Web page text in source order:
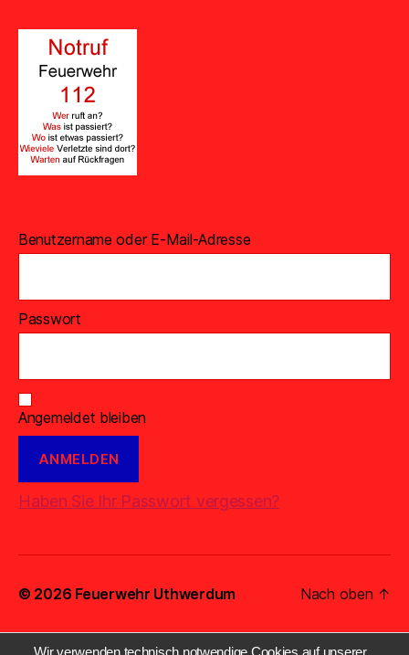
Benutzername oder E-Mail-Adresse
Passwort
Angemeldet bleiben
Haben Sie Ihr Passwort vergessen?
© 2026 Feuerwehr Uthwerdum Nach oben ↑
Wir verwenden technisch notwendige Cookies auf unserer